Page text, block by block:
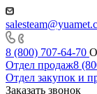
8 (800) 707-64-70
Отдел продаж8
Отдел закупок и
Заказать звонок